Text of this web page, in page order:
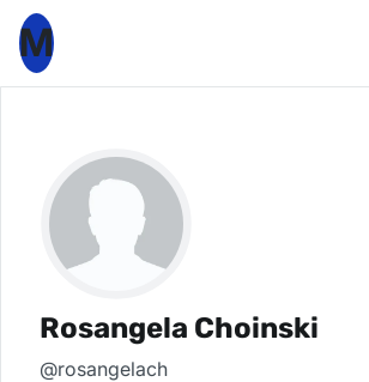
M
Rosangela Choinski
@rosangelach